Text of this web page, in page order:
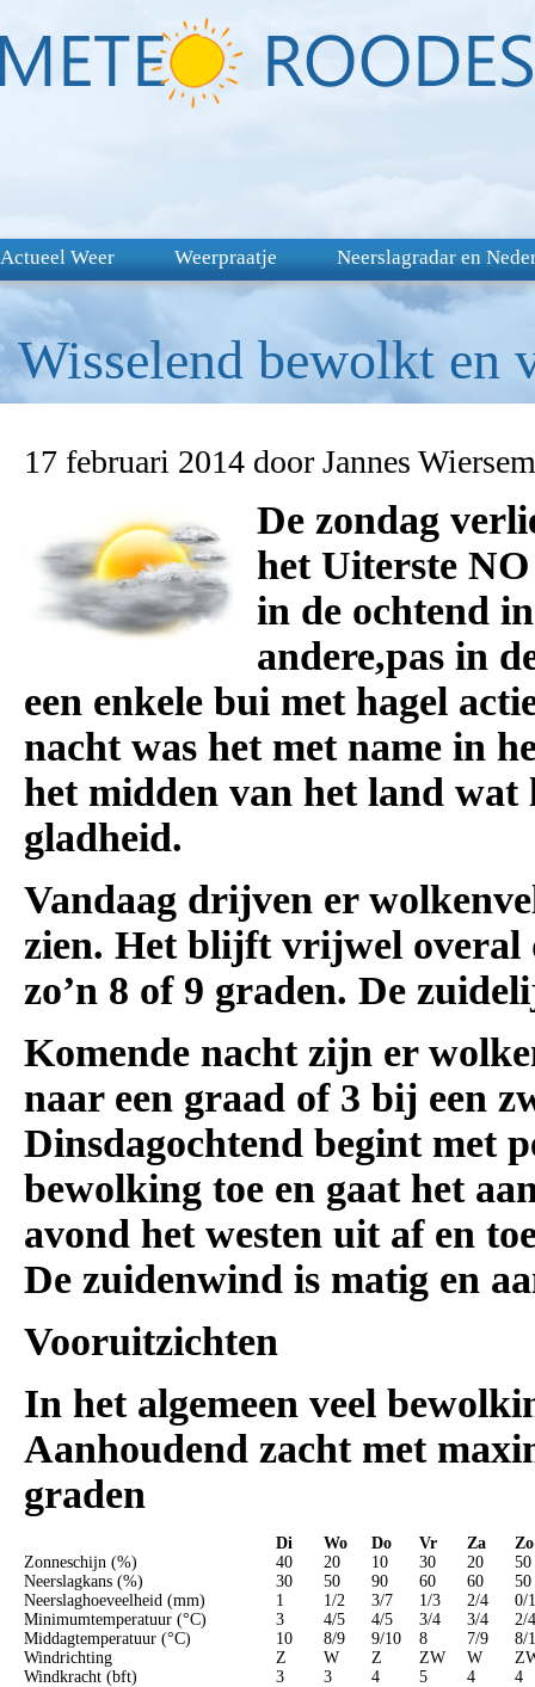
Actueel Weer Weerpraatje Neerslagradar en
Wisselend bewolkt en
17 februari 2014 door Jannes
De zondag
het Uiterste
in de ochtend
andere,pas in
een enkele bui met hagel
nacht was het met name in
het midden van het land
gladheid.
Vandaag drijven er
zien. Het blijft vrijwel overal
zo’n 8 of 9 graden. De
Komende nacht zijn er
naar een graad of 3 bij een
Dinsdagochtend begint met
bewolking toe en gaat het
avond het westen uit af en
De zuidenwind is matig en
Vooruitzichten
In het algemeen veel
Aanhoudend zacht met
graden
Di Wo Do Vr Za
Zo
Zonneschijn (%)
40 20 10 30 20
50
Neerslagkans (%)
30 50 90 60 60
50
Neerslaghoeveelheid (mm)
1 1/2 3/7 1/3 2/4
0/1
Minimumtemperatuur (°C)
3 4/5 4/5 3/4 3/4
2/4
Middagtemperatuur (°C)
10 8/9 9/10 8 7/9
8/
Windrichting
Z W Z ZW W
Windkracht (bft)
3 3 4 5 4 4